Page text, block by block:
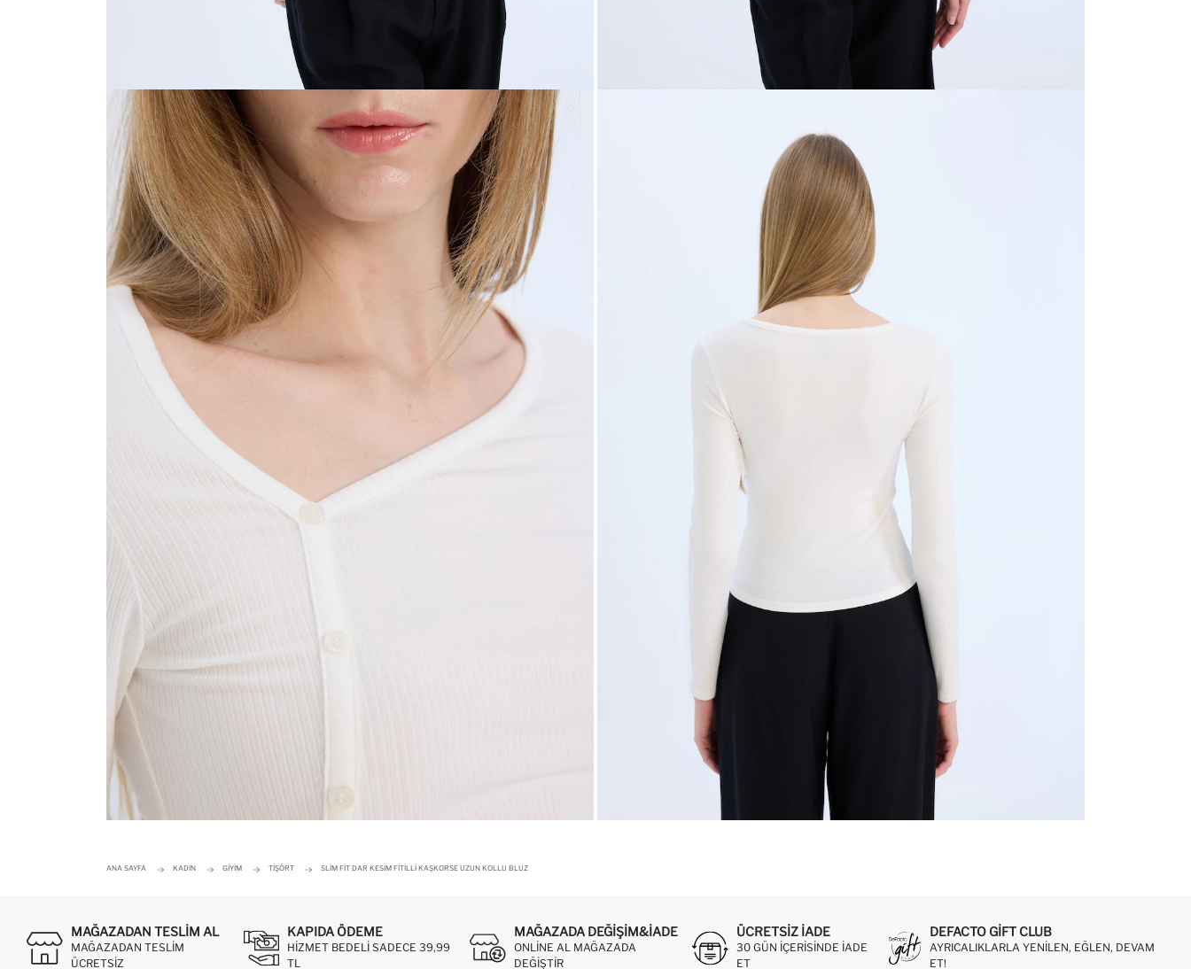
ANA SAYFA KADIN GIYIM TIŞÖRT SLIM FIT DAR KESIM FITILLI KAŞKORSE UZUN KOLLU BLUZ
MAĞAZADAN TESLIM AL
MAĞAZADAN TESLIM
ÜCRETSIZ
KAPIDA ÖDEME
HIZMET BEDELI SADECE 39,99
TL
MAĞAZADA DEĞIŞIM&İADE
ONLINE AL MAĞAZADA
DEĞIŞTIR
ÜCRETSIZ IADE
30 GÜN IÇERISINDE IADE
ET
DEFACTO GIFT CLUB
AYRICALIKLARLA YENILEN, EĞLEN, DEVAM
ET!